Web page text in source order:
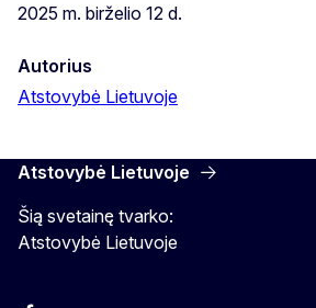
2025 m. birželio 12 d.
Autorius
Atstovybė Lietuvoje
Atstovybė Lietuvoje
Šią svetainę tvarko:
Atstovybė Lietuvoje